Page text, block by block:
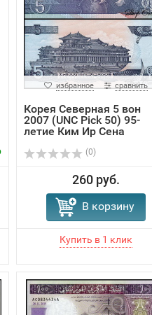
избранное сравнить
Корея Северная 5 вон
2007 (UNC Pick 50) 95-
летие Ким Ир Сена
(0)
260 руб.
В корзину